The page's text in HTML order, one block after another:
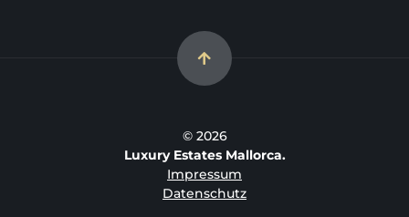
© 2026
Luxury Estates Mallorca.
Impressum
Datenschutz